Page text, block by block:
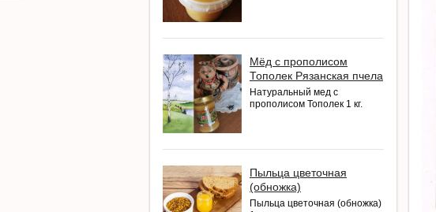
Мёд с прополисом
Тополек Рязанская пчела
Натуральный мед с
прополисом Тополек 1 кг.
Пыльца цветочная
(обножка)
Пыльца цветочная (обножка)